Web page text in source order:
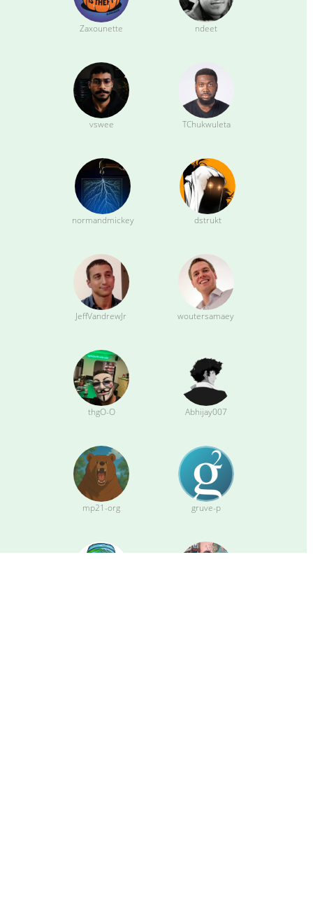
Zaxounette ndeet
vswee TChukwuleta
normandmickey dstrukt
JeffVandrewJr woutersamaey
thgO-O Abhijay007
mp21-org gruve-p